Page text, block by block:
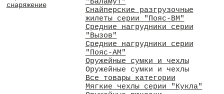
снаряжение
"Баламут"
Снайперские разгрузочные
жилеты серии "Пояс-ВМ"
Средние нагрудники серии
"Вызов"
Средние нагрудники серии
"Пояс-АМ"
Оружейные сумки и чехлы
Оружейные сумки и чехлы
Все товары категории
Мягкие чехлы серии "Кукла"